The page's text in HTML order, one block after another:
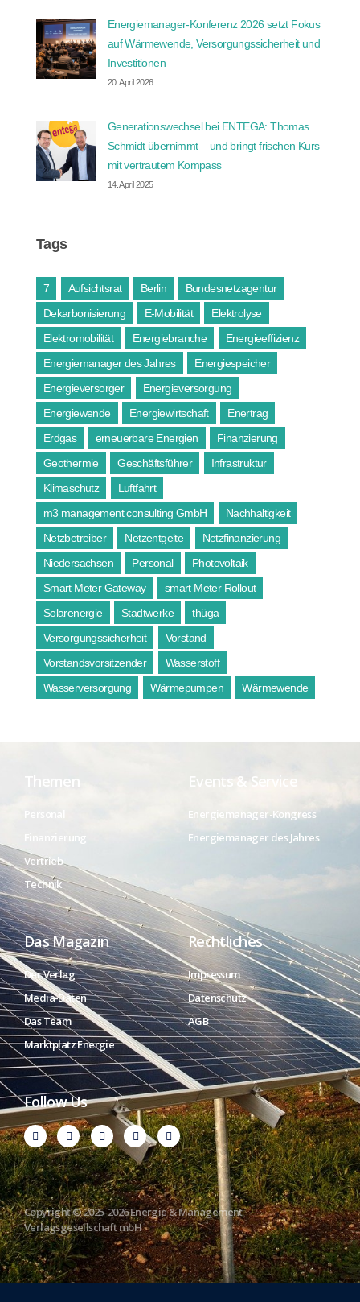
Energiemanager-Konferenz 2026 setzt Fokus
auf Wärmewende, Versorgungssicherheit und
Investitionen
20. April 2026
Generationswechsel bei ENTEGA: Thomas
Schmidt übernimmt – und bringt frischen Kurs
mit vertrautem Kompass
14. April 2025
Tags
7 Aufsichtsrat Berlin
Bundesnetzagentur
Dekarbonisierung
E-Mobilität
Elektrolyse
Elektromobilität
Energiebranche
Energieeffizienz
Energiemanager des Jahres
Energiespeicher
Energieversorger
Energieversorgung
Energiewende
Energiewirtschaft
Enertrag
Erdgas
erneuerbare Energien
Finanzierung
Geothermie
Geschäftsführer
Infrastruktur
Klimaschutz
Luftfahrt
m3 management consulting GmbH
Nachhaltigkeit
Netzbetreiber
Netzentgelte
Netzfinanzierung
Niedersachsen
Personal
Photovoltaik
Smart Meter Gateway
smart Meter Rollout
Solarenergie
Stadtwerke
thüga
Versorgungssicherheit
Vorstand
Vorstandsvorsitzender
Wasserstoff
Wasserversorgung
Wärmepumpen Wärmewende
Themen
Finanzierung
Vertrieb
Technik
Events & Service
Energiemanager-Kongress
Energiemanager des Jahres
Das Magazin
Der Verlag
Media-Daten
Das Team
Marktplatz Energie
Rechtliches
Impressum
Datenschutz
AGB
Follow Us
Copyright © 2025-2026 Energie & Management
Verlagsgesellschaft mbH